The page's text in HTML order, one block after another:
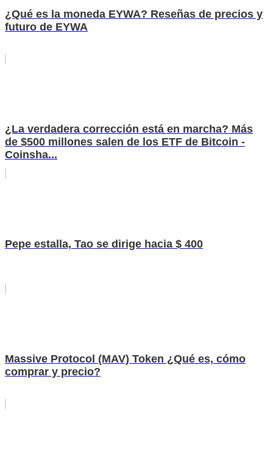
¿Qué es la moneda EYWA? Reseñas de precios y
futuro de EYWA
¿La verdadera corrección está en marcha? Más
de $500 millones salen de los ETF de Bitcoin -
Coinsha...
Pepe estalla, Tao se dirige hacia $ 400
Massive Protocol (MAV) Token ¿Qué es, cómo
comprar y precio?